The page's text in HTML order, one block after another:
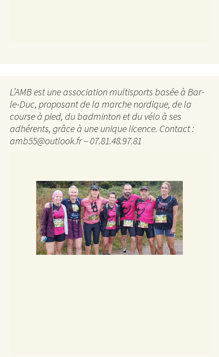
L’AMB est une association multisports basée à Bar-
le-Duc, proposant de la marche nordique, de la
course à pied, du badminton et du vélo à ses
adhérents, grâce à une unique licence. Contact :
amb55@outlook.fr – 07.81.48.97.81